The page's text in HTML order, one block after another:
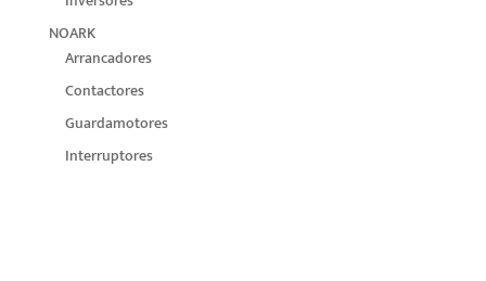
NOARK
Arrancadores
Contactores
Guardamotores
Interruptores